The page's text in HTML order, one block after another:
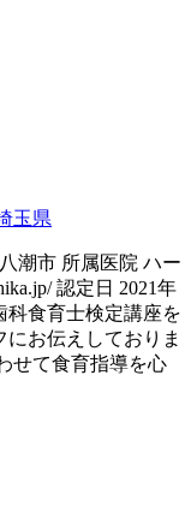
玉県
潮市 所属医院 ハー
認定日 2021年
科食育士検定講座を
お伝えしておりま
せて食育指導を心